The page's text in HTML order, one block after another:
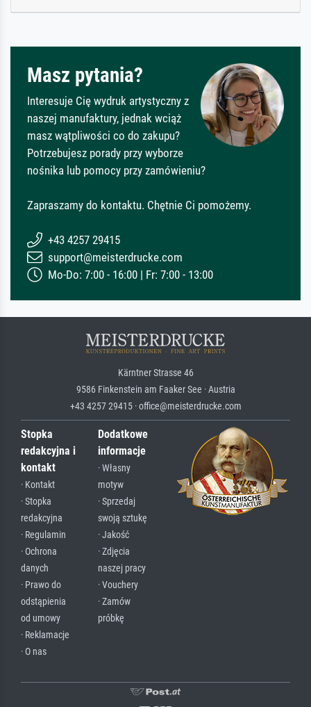
Masz pytania?
Interesuje Cię wydruk artystyczny z
naszej manufaktury, jednak wciąż
masz wątpliwości co do zakupu?
Potrzebujesz porady przy wyborze
nośnika lub pomocy przy zamówieniu?
Zapraszamy do kontaktu. Chętnie Ci pomożemy.
+43 4257 29415
support@meisterdrucke.com
Mo-Do: 7:00 - 16:00 | Fr: 7:00 - 13:00
Kärntner Strasse 46
9586 Finkenstein am Faaker See · Austria
+43 4257 29415 · office@meisterdrucke.com
Stopka
redakcyjna i
kontakt
· Kontakt
· Stopka
redakcyjna
· Regulamin
· Ochrona
danych
· Prawo do
odstąpienia
od umowy
· Reklamacje
· O nas
Dodatkowe
informacje
· Własny
motyw
· Sprzedaj
swoją sztukę
· Jakość
· Zdjęcia
naszej pracy
· Vouchery
· Zamów
próbkę